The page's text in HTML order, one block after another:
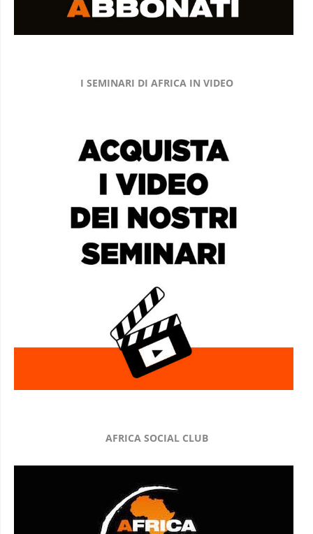
I SEMINARI DI AFRICA IN VIDEO
AFRICA SOCIAL CLUB